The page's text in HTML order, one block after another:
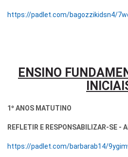
https://padlet.com/bagozzikidsn4/
ENSINO
1º ANOS MATUTINO
REFLETIR E RESPONSABILIZAR-SE -
https://padlet.com/barbarab14/